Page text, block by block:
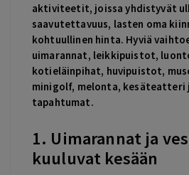
aktiviteetit, joissa yhdistyvät
saavutettavuus, lasten oma
kohtuullinen hinta. Hyviä
uimarannat, leikkipuistot,
kotieläinpihat, huvipuistot,
minigolf, melonta, kesäteatteri
tapahtumat.
1. Uimarannat ja
kuuluvat kesään